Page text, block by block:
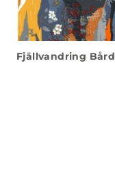
Fjällvandring